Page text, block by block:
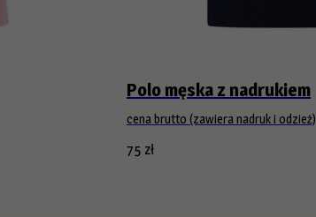
Polo męska z nadrukiem
cena brutto (zawiera nadruk i odzież)
75 zł